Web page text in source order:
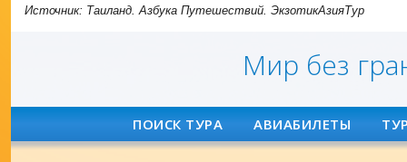
Источник: Таиланд. Азбука Путешествий. ЭкзотикАзияТур
Мир без
ПОИСК ТУРА АВИАБИЛЕТЫ